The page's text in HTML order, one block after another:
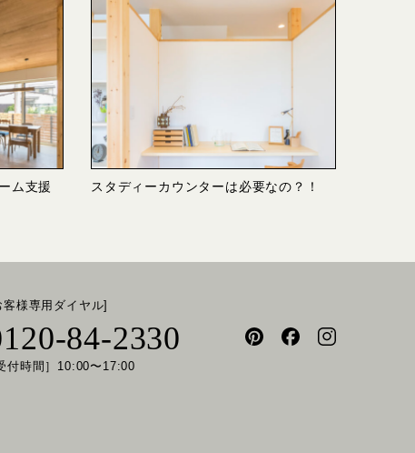
ム支援
スタディーカウンターは必要なの？！
客様専用ダイヤル]
84-2330
付時間］10:00〜17:00